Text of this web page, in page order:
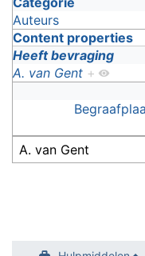
Auteurs
Content properties
Heeft bevraging
A. van Gent +